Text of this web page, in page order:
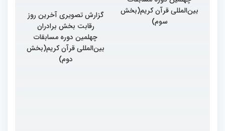
گزارش تصویری آخرین روز
رقابت بخش برادران
گزارش تصویری آخرین روز
رقابت بخش برادران
چهلمین دوره مسابقات
بین‌المللی قرآن کریم(بخش
دوم)